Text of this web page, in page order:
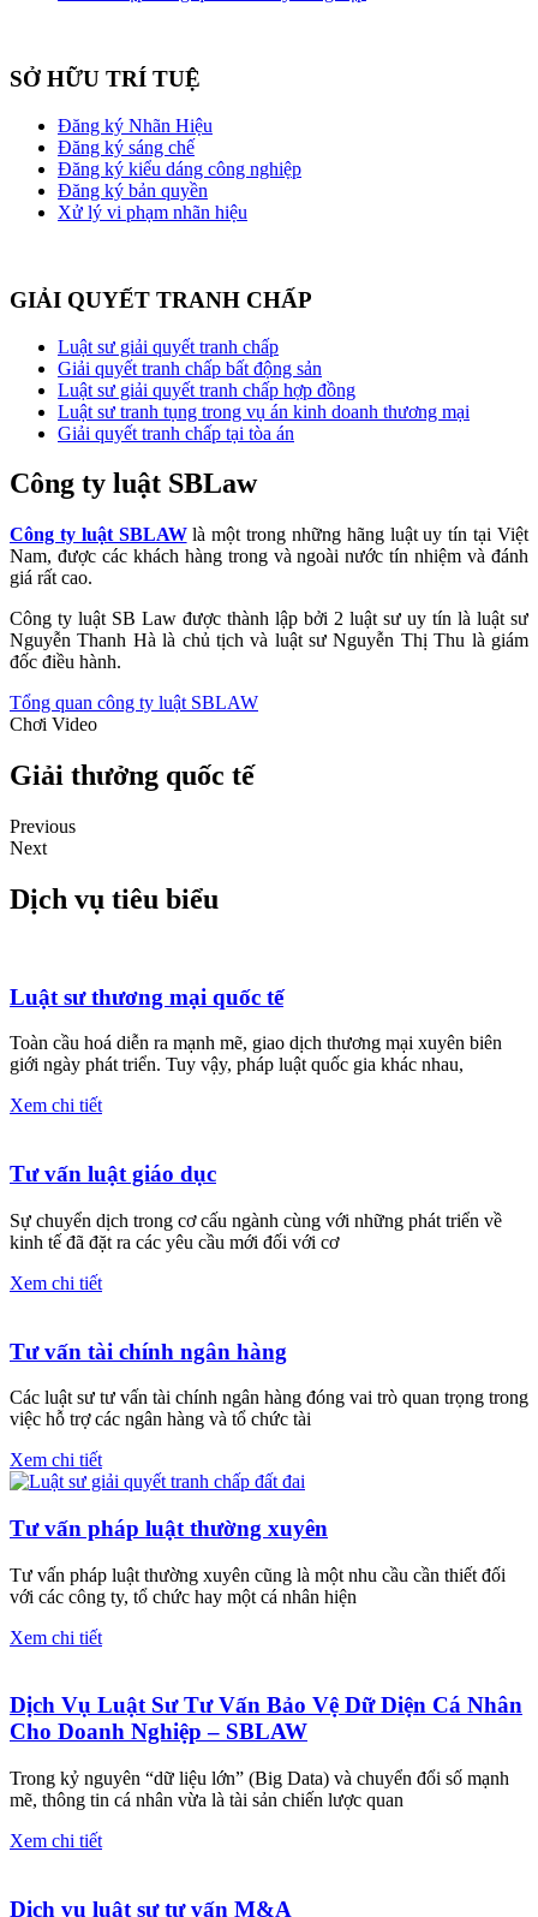
SỞ HỮU TRÍ TUỆ
Đăng ký Nhãn Hiệu
Đăng ký sáng chế
Đăng ký kiểu dáng công nghiệp
Đăng ký bản quyền
Xử lý vi phạm nhãn hiệu
GIẢI QUYẾT TRANH CHẤP
Luật sư giải quyết tranh chấp
Giải quyết tranh chấp bất động sản
Luật sư giải quyết tranh chấp hợp đồng
Luật sư tranh tụng trong vụ án kinh doanh thương mại
Giải quyết tranh chấp tại tòa án
Công ty luật SBLaw
Công ty luật SBLAW là một trong những hãng luật uy tín tại Việt
Nam, được các khách hàng trong và ngoài nước tín nhiệm và đánh
giá rất cao.
Công ty luật SB Law được thành lập bởi 2 luật sư uy tín là luật sư
Nguyễn Thanh Hà là chủ tịch và luật sư Nguyễn Thị Thu là giám
đốc điều hành.
Tổng quan công ty luật SBLAW
Chơi Video
Giải thưởng quốc tế
Previous
Next
Dịch vụ tiêu biểu
Luật sư thương mại quốc tế
Toàn cầu hoá diễn ra mạnh mẽ, giao dịch thương mại xuyên biên
giới ngày phát triển. Tuy vậy, pháp luật quốc gia khác nhau,
Xem chi tiết
Tư vấn luật giáo dục
Sự chuyển dịch trong cơ cấu ngành cùng với những phát triển về
kinh tế đã đặt ra các yêu cầu mới đối với cơ
Xem chi tiết
Tư vấn tài chính ngân hàng
Các luật sư tư vấn tài chính ngân hàng đóng vai trò quan trọng trong
việc hỗ trợ các ngân hàng và tổ chức tài
Xem chi tiết
Tư vấn pháp luật thường xuyên
Tư vấn pháp luật thường xuyên cũng là một nhu cầu cần thiết đối
với các công ty, tổ chức hay một cá nhân hiện
Xem chi tiết
Dịch Vụ Luật Sư Tư Vấn Bảo Vệ Dữ Diện Cá Nhân
Cho Doanh Nghiệp – SBLAW
Trong kỷ nguyên “dữ liệu lớn” (Big Data) và chuyển đổi số mạnh
mẽ, thông tin cá nhân vừa là tài sản chiến lược quan
Xem chi tiết
Dịch vụ luật sư tư vấn M&A